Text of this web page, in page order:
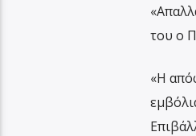
του ο
«Η